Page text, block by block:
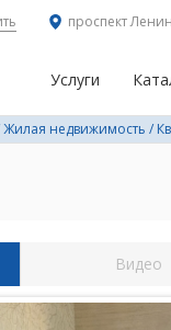
проспект
Услуги
Жилая недвижимость /
Видео